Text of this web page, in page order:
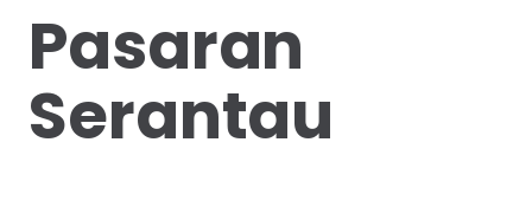
Pasaran
Serantau